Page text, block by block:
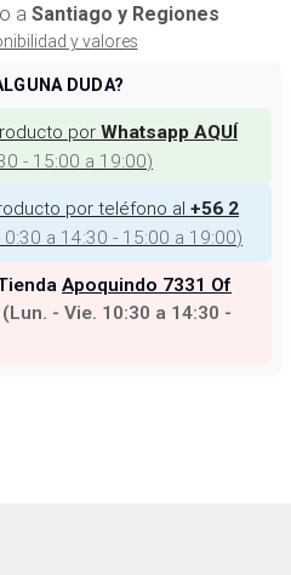
a Santiago y Regiones
y valores
DUDA?
por Whatsapp AQUÍ
- 15:00 a 19:00)
por teléfono al +56 2
a 14:30 - 15:00 a 19:00)
Apoquindo 7331 Of
(Lun. - Vie. 10:30 a 14:30 -